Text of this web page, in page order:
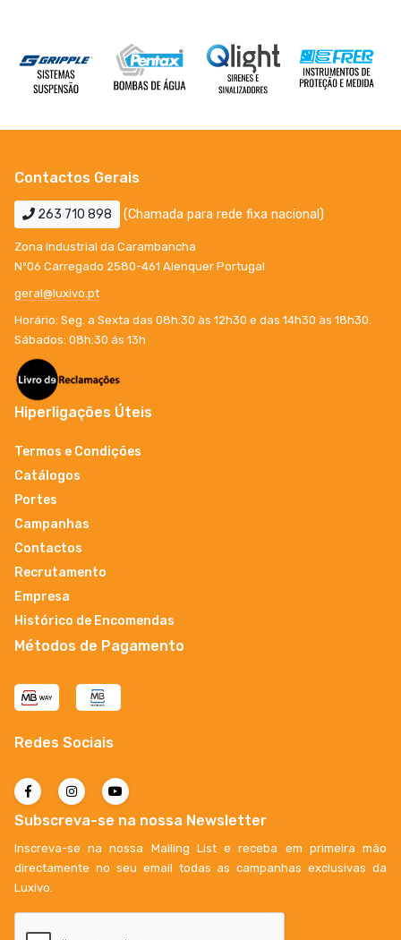
Contactos Gerais
263 710 898 (Chamada para rede fixa nacional)
Zona Industrial da Carambancha
Nº06 Carregado 2580-461 Alenquer Portugal
geral@luxivo.pt
Horário: Seg. a Sexta das 08h:30 às 12h30 e das 14h30 às 18h30.
Sábados: 08h:30 ás 13h
Hiperligações Úteis
Termos e Condições
Catálogos
Portes
Campanhas
Contactos
Recrutamento
Empresa
Histórico de Encomendas
Métodos de Pagamento
Redes Sociais
Subscreva-se na nossa Newsletter
Inscreva-se na nossa Mailing List e receba em primeira mão
directamente no seu email todas as campanhas exclusivas da
Luxivo.